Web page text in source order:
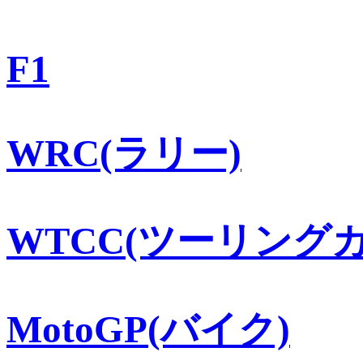
F1
WRC(ラリー)
WTCC(ツーリング
MotoGP(バイク)